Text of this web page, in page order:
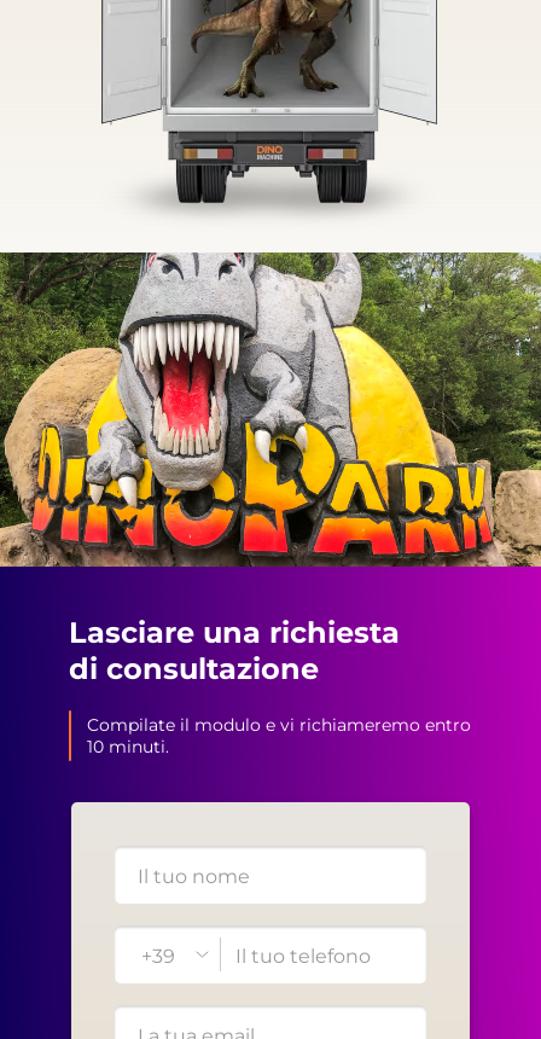
Lasciare una richiesta
di consultazione
Compilate il modulo e vi richiameremo entro
10 minuti.
+39